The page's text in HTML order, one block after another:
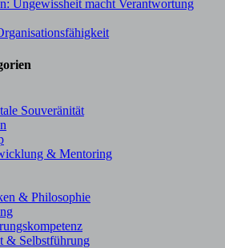
Ungewissheit macht Verantwortung
Souveränität
& Mentoring
& Philosophie
& Selbstführung